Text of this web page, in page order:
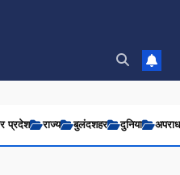
प्रदेश राज्य बुलंदशहर दुनिया अपराध